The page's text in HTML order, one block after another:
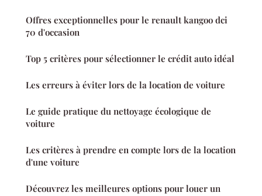
Offres exceptionnelles pour le renault kangoo dci
70 d'occasion
Top 5 critères pour sélectionner le crédit auto idéal
Les erreurs à éviter lors de la location de voiture
Le guide pratique du nettoyage écologique de
voiture
Les critères à prendre en compte lors de la location
d'une voiture
Découvrez les meilleures options pour louer un